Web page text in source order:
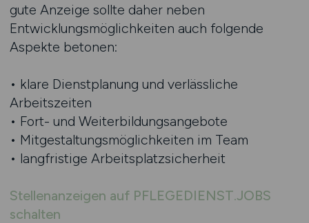
gute Anzeige sollte daher neben
Entwicklungsmöglichkeiten auch folgende
Aspekte betonen:
• klare Dienstplanung und verlässliche
Arbeitszeiten
• Fort- und Weiterbildungsangebote
• Mitgestaltungsmöglichkeiten im Team
• langfristige Arbeitsplatzsicherheit
Stellenanzeigen auf PFLEGEDIENST.JOBS
schalten